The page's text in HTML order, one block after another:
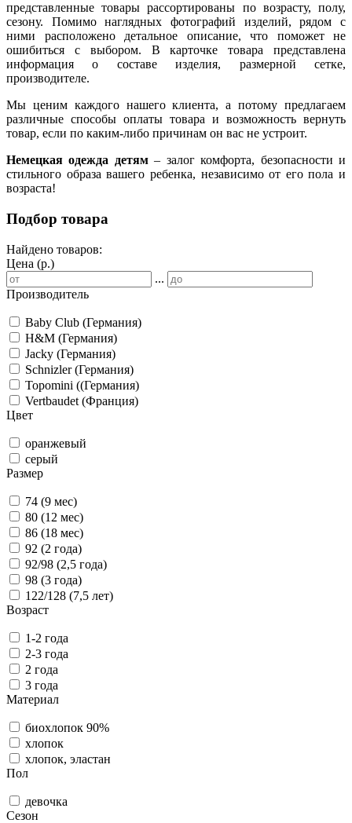
представленные товары рассортированы по возрасту, полу,
сезону. Помимо наглядных фотографий изделий, рядом с
ними расположено детальное описание, что поможет не
ошибиться с выбором. В карточке товара представлена
информация о составе изделия, размерной сетке,
производителе.
Мы ценим каждого нашего клиента, а потому предлагаем
различные способы оплаты товара и возможность вернуть
товар, если по каким-либо причинам он вас не устроит.
Немецкая одежда детям– залог комфорта, безопасности и
стильного образа вашего ребенка, независимо от его пола и
возраста!
Подбор товара
Найдено товаров:
Цена (р.)
...
Производитель
Baby Club (Германия)
H&M (Германия)
Jacky (Германия)
Schnizler (Германия)
Topomini ((Германия)
Vertbaudet (Франция)
Цвет
оранжевый
серый
Размер
74 (9 мес)
80 (12 мес)
86 (18 мес)
92 (2 года)
92/98 (2,5 года)
98 (3 года)
122/128 (7,5 лет)
Возраст
1-2 года
2-3 года
2 года
3 года
Материал
биохлопок 90%
хлопок
хлопок, эластан
Пол
девочка
Сезон